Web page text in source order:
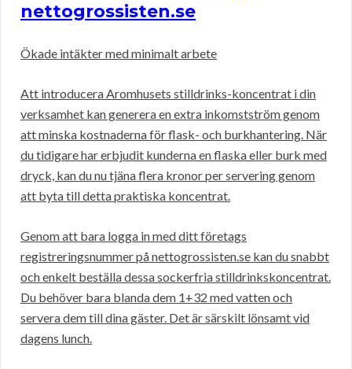
nettogrossisten.se
Ökade intäkter med minimalt arbete
Att introducera Aromhusets stilldrinks-koncentrat i din
verksamhet kan generera en extra inkomstström genom
att minska kostnaderna för flask- och burkhantering. När
du tidigare har erbjudit kunderna en flaska eller burk med
dryck, kan du nu tjäna flera kronor per servering genom
att byta till detta praktiska koncentrat.
Genom att bara logga in med ditt företags
registreringsnummer på nettogrossisten.se kan du snabbt
och enkelt beställa dessa sockerfria stilldrinkskoncentrat.
Du behöver bara blanda dem 1+32 med vatten och
servera dem till dina gäster. Det är särskilt lönsamt vid
dagens lunch.